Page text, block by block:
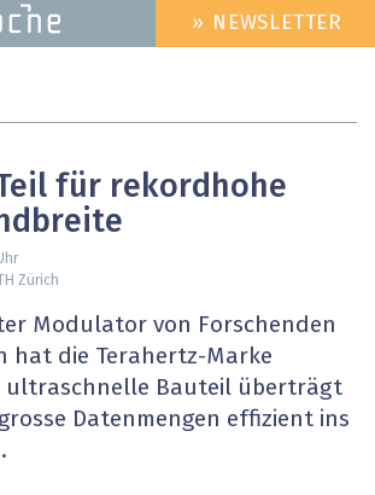
HEADER
MENU
» NEWSLETTER
für rekordhohe
Zürich
Modulator von Forschenden
hat die Terahertz-Marke
ultraschnelle Bauteil überträgt
Datenmengen effizient ins